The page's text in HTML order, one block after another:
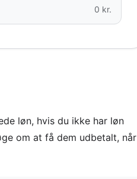
0 kr.
løn, hvis du ikke har løn
om at få dem udbetalt, når